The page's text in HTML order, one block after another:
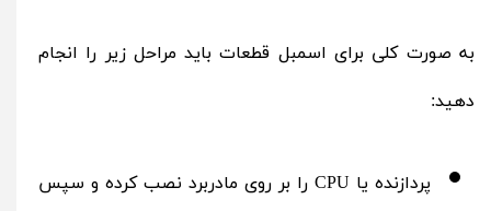
به‌ صورت کلی برای اسمبل قطعات باید مراحل زیر را انجام
دهید:
پردازنده یا CPU را بر روی مادربرد نصب‌ کرده و سپس